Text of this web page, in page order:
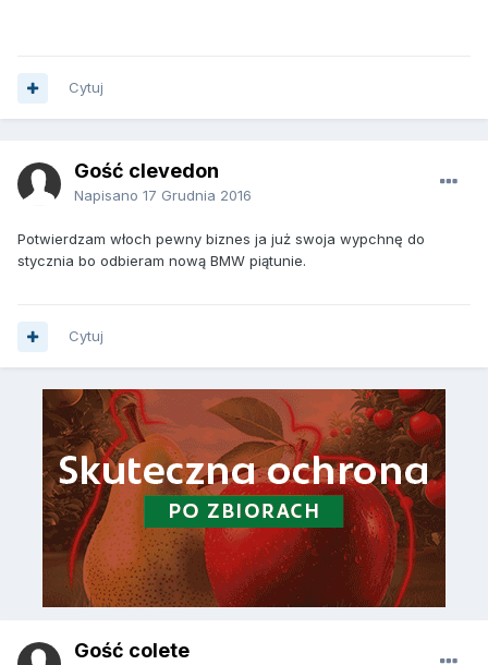
Cytuj
Gość clevedon
Napisano 17 Grudnia 2016
Potwierdzam włoch pewny biznes ja już swoja wypchnę do
stycznia bo odbieram nową BMW piątunie.
Cytuj
Gość colete